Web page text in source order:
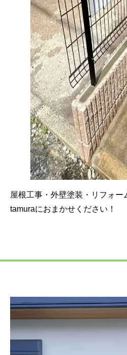
屋根工事・外壁塗装・リフォー
tamuraにおまかせください！